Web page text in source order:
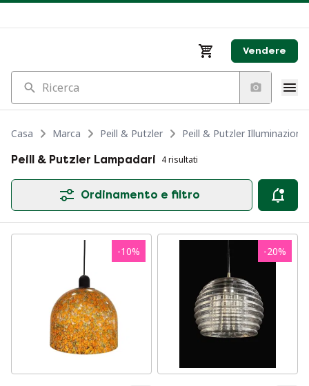
Vendere
Ricerca
Casa Marca Peill & Putzler
Peill & Putzler Illuminazione
Peill & Putzler Lampadari 4 risultati
Ordinamento e filtro
-10% -20%